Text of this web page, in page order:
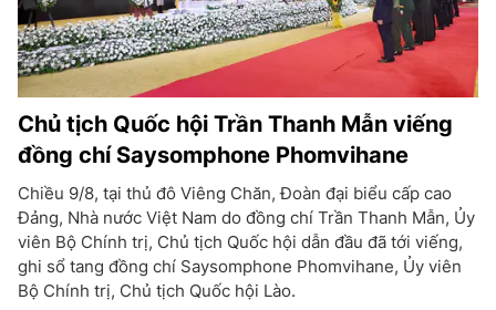
Chủ tịch Quốc hội Trần Thanh Mẫn viếng
đồng chí Saysomphone Phomvihane
Chiều 9/8, tại thủ đô Viêng Chăn, Đoàn đại biểu cấp cao
Đảng, Nhà nước Việt Nam do đồng chí Trần Thanh Mẫn, Ủy
viên Bộ Chính trị, Chủ tịch Quốc hội dẫn đầu đã tới viếng,
ghi sổ tang đồng chí Saysomphone Phomvihane, Ủy viên
Bộ Chính trị, Chủ tịch Quốc hội Lào.